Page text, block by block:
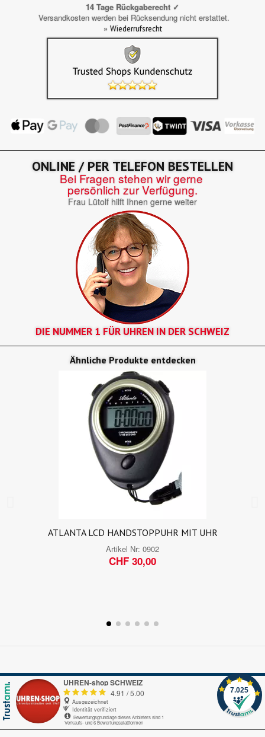
14 Tage Rückgaberecht ✓
Versandkosten werden bei Rücksendung nicht erstattet.
» Wiederrufsrecht
ONLINE / PER TELEFON BESTELLEN
Bei Fragen stehen wir gerne
persönlich zur Verfügung.
Frau Lütolf hilft Ihnen gerne weiter
DIE NUMMER 1 FÜR UHREN IN DER SCHWEIZ
Ähnliche Produkte entdecken
ATLANTA LCD HANDSTOPPUHR MIT UHR
Artikel Nr: 0902
CHF 30,00
UHREN-shop SCHWEIZ
4.91 /5.00
Ausgezeichnet
Identität verifiziert
Bewertungsgrundlage dieses Anbieters sind 1
Verkaufs- und 6 Bewertungsplattformen
7.025